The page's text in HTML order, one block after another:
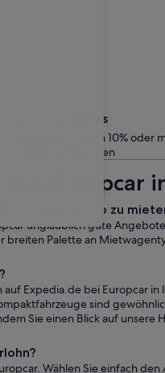
Gönn dir etwas
Mitglieder sparen 10% oder
1 Million Mietwagen
von Europcar
ein Auto zu
unglaublich gute
Palette an
Expedia.de bei Europcar
sind
Sie einen Blick auf
Wählen Sie einfach